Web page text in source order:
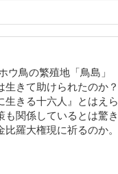
鳥の繁殖地「鳥島」
きて助けられたのか？
生きる十六人』とはえら
関係しているとは驚き
羅大権現に祈るのか。